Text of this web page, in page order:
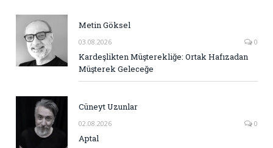
Metin Göksel
03.08.2026 0
Kardeşlikten Müşterekliğe: Ortak Hafızadan
Müşterek Geleceğe
Cüneyt Uzunlar
02.08.2026 0
Aptal